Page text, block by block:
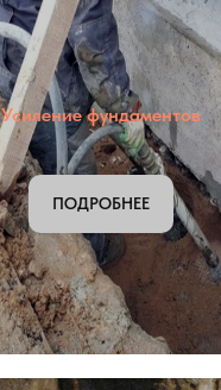
Усиление фундаментов
ПОДРОБНЕЕ